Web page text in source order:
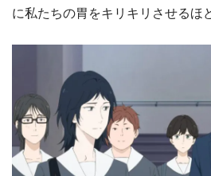
に私たちの胃をキリキリさせるほ